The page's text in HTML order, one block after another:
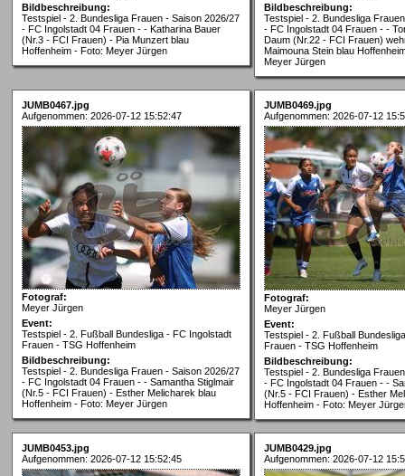
Bildbeschreibung:
Testspiel - 2. Bundesliga Frauen - Saison 2026/27
- FC Ingolstadt 04 Frauen - - Katharina Bauer
(Nr.3 - FCI Frauen) - Pia Munzert blau
Hoffenheim - Foto: Meyer Jürgen
Bildbeschreibung:
Testspiel - 2. Bundesliga
- FC Ingolstadt 04 Frauen - -
Daum (Nr.22 - FCI Frauen)
Maimouna Stein blau
Meyer Jürgen
JUMB0467.jpg
Aufgenommen: 2026-07-12 15:52:47
Fotograf:
Meyer Jürgen
Event:
Testspiel - 2. Fußball Bundesliga - FC Ingolstadt
Frauen - TSG Hoffenheim
Bildbeschreibung:
Testspiel - 2. Bundesliga Frauen - Saison 2026/27
- FC Ingolstadt 04 Frauen - - Samantha Stiglmair
(Nr.5 - FCI Frauen) - Esther Melicharek blau
Hoffenheim - Foto: Meyer Jürgen
JUMB0469.jpg
Aufgenommen: 2026-07-12
Fotograf:
Meyer Jürgen
Event:
Testspiel - 2. Fußball
Frauen - TSG Hoffenheim
Bildbeschreibung:
Testspiel - 2. Bundesliga
- FC Ingolstadt 04 Frauen - -
(Nr.5 - FCI Frauen) - Esther
Hoffenheim - Foto: Meyer
JUMB0453.jpg
Aufgenommen: 2026-07-12 15:52:45
JUMB0429.jpg
Aufgenommen: 2026-07-12